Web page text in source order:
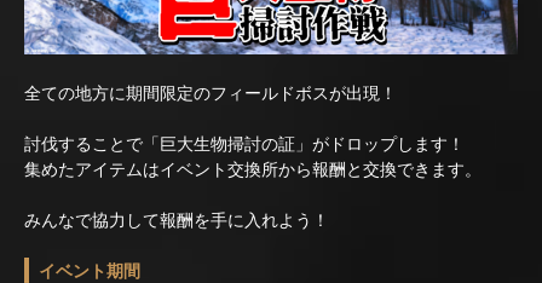
全ての地方に期間限定のフィールドボスが出現！
討伐することで「巨大生物掃討の証」がドロップします！
集めたアイテムはイベント交換所から報酬と交換できます。
みんなで協力して報酬を手に入れよう！
イベント期間